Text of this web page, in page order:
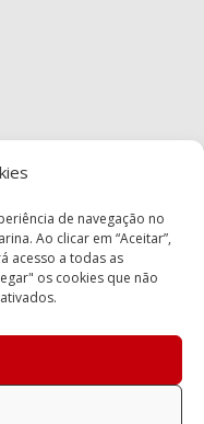
de navegação no
Ao clicar em “Aceitar”,
acesso a todas as
os cookies que não